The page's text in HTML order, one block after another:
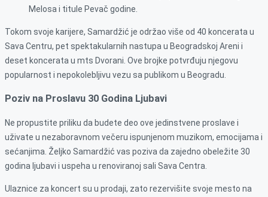
Melosa i titule Pevač godine.
Tokom svoje karijere, Samardžić je održao više od 40 koncerata u
Sava Centru, pet spektakularnih nastupa u Beogradskoj Areni i
deset koncerata u mts Dvorani. Ove brojke potvrđuju njegovu
popularnost i nepokolebljivu vezu sa publikom u Beogradu.
Poziv na Proslavu 30 Godina Ljubavi
Ne propustite priliku da budete deo ove jedinstvene proslave i
uživate u nezaboravnom večeru ispunjenom muzikom, emocijama i
sećanjima. Željko Samardžić vas poziva da zajedno obeležite 30
godina ljubavi i uspeha u renoviranoj sali Sava Centra.
Ulaznice za koncert su u prodaji, zato rezervišite svoje mesto na